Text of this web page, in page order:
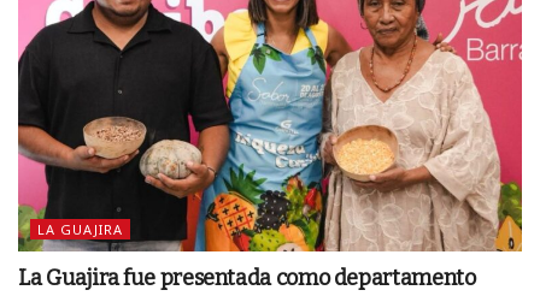
LA GUAJIRA
La Guajira fue presentada como departamento